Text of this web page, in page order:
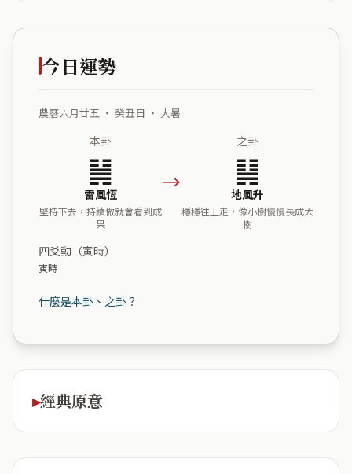
今日運勢
農曆六月廿五 ・ 癸丑日 ・ 大暑
本卦
䷟
雷風恆
堅持下去，持續做就會看到成
果
→
之卦
䷭
地風升
穩穩往上走，像小樹慢慢長成大
樹
四爻動（寅時）
寅時
什麼是本卦、之卦？
經典原意